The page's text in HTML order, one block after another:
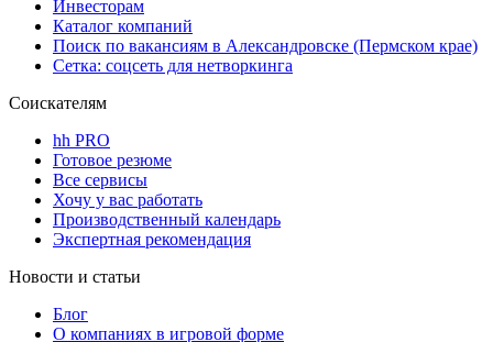
Инвесторам
Каталог компаний
Поиск по вакансиям в Александровске (Пермском крае)
Сетка: соцсеть для нетворкинга
Соискателям
hh PRO
Готовое резюме
Все сервисы
Хочу у вас работать
Производственный календарь
Экспертная рекомендация
Новости и статьи
Блог
О компаниях в игровой форме